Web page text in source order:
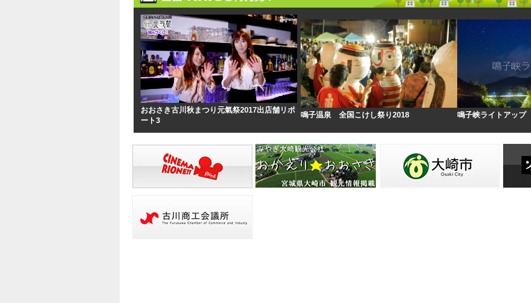
おおさき古川秋まつり元氣祭2017出店舗リポ
ート3
鳴子温泉 全国こけし祭り2018 鳴子峡ライトアップ